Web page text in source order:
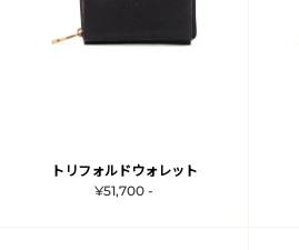
トリフォルドウォレット
¥51,700 -